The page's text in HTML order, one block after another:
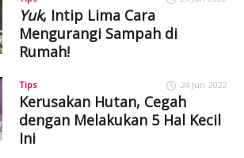
Yuk, Intip Lima Cara
Mengurangi Sampah di
Rumah!
Tips 24 Jun 2022
Kerusakan Hutan, Cegah
dengan Melakukan 5 Hal Kecil
Ini